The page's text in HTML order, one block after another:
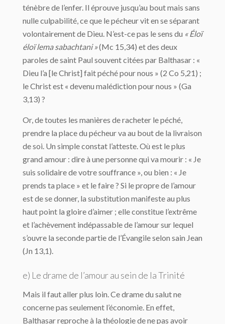
ténèbre de l’enfer. Il éprouve jusqu’au bout mais sans
nulle culpabilité, ce que le pécheur vit en se séparant
volontairement de Dieu. N’est-ce pas le sens du « Éloï
éloï lema sabachtani »(Mc 15,34) et des deux
paroles de saint Paul souvent citées par Balthasar : «
Dieu l’a [le Christ] fait péché pour nous » (2 Co 5,21) ;
le Christ est « devenu malédiction pour nous » (Ga
3,13) ?
Or, de toutes les manières de racheter le péché,
prendre la place du pécheur va au bout de la livraison
de soi. Un simple constat l’atteste. Où est le plus
grand amour : dire à une personne qui va mourir : « Je
suis solidaire de votre souffrance », ou bien : « Je
prends ta place » et le faire ? Si le propre de l’amour
est de se donner, la substitution manifeste au plus
haut point la gloire d’aimer ; elle constitue l’extrême
et l’achèvement indépassable de l’amour sur lequel
s’ouvre la seconde partie de l’Évangile selon sain Jean
(Jn 13,1).
e) Le drame de l’amour au sein de la Trinité
Mais il faut aller plus loin. Ce drame du salut ne
concerne pas seulement l’économie. En effet,
Balthasar reproche à la théologie de ne pas avoir